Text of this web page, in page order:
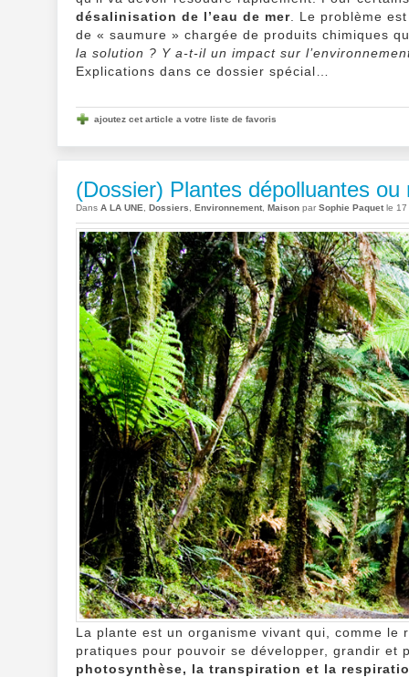
désalinisation de l’eau de mer . Le problème
de « saumure » chargée de produits chimiques
la solution ? Y a-t-il un impact sur
Explications dans ce dossier spécial…
ajoutez cet article a votre liste de favoris
(Dossier) Plantes dépolluantes
Dans A LA UNE Dossiers Environnement Maison par Sophie Paquet le 17
La plante est un organisme vivant qui, comme
pratiques pour pouvoir se développer, grandir et
photosynthèse, la transpiration et la